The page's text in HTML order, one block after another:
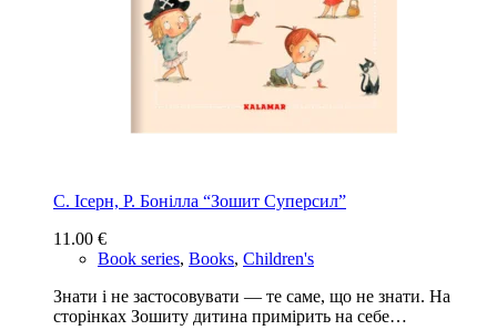
С. Ісерн, Р. Бонiлла “Зошит Суперсил”
11.00 €
Book series, Books, Children's
Знати і не застосовувати — те саме, що не знати. На
сторінках Зошиту дитина примірить на себе…